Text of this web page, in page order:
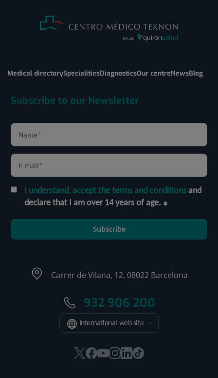
Medical directorySpecialitiesDiagnosticsOur centreNewsBlog
Subscribe to our Newsletter
I understand, accept the terms and conditionsand
declare that I am over 14 years of age.
Subscribe
Carrer de Vilana, 12, 08022 Barcelona
932 906 200
International web site
ThisThisThisThisThisLink